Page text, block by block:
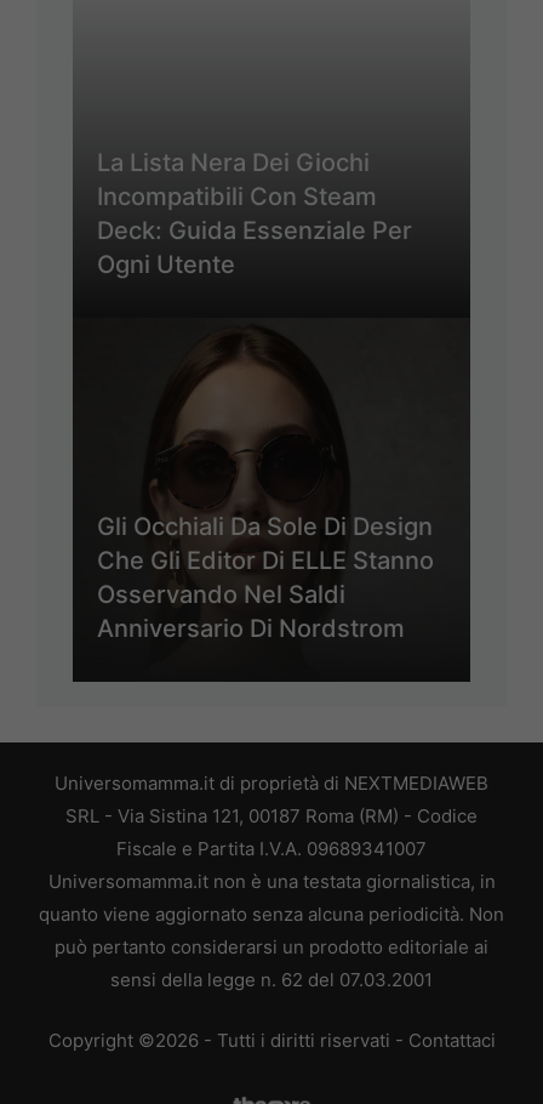
La Lista Nera Dei Giochi
Incompatibili Con Steam
Deck: Guida Essenziale Per
Ogni Utente
Gli Occhiali Da Sole Di Design
Che Gli Editor Di ELLE Stanno
Osservando Nel Saldi
Anniversario Di Nordstrom
Universomamma.it di proprietà di NEXTMEDIAWEB
SRL - Via Sistina 121, 00187 Roma (RM) - Codice
Fiscale e Partita I.V.A. 09689341007
Universomamma.it non è una testata giornalistica, in
quanto viene aggiornato senza alcuna periodicità. Non
può pertanto considerarsi un prodotto editoriale ai
sensi della legge n. 62 del 07.03.2001
Copyright ©2026 - Tutti i diritti riservati - Contattaci